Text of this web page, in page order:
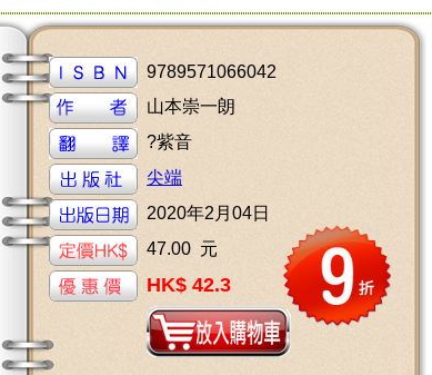
9789571066042
山本崇一朗
?紫音
尖端
2020年2月04日
47.00 元
HK$ 42.3